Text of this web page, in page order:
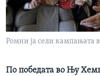
ИНТЕРВЈУА
Јазици
Ромни ја сели кампањата
По победата во Њу